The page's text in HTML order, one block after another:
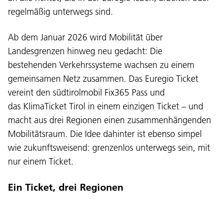
regelmäßig unterwegs sind.
Ab dem Januar 2026 wird Mobilität über
Landesgrenzen hinweg neu gedacht: Die
bestehenden Verkehrssysteme wachsen zu einem
gemeinsamen Netz zusammen. Das Euregio Ticket
vereint den südtirolmobil Fix365 Pass und
das KlimaTicket Tirol in einem einzigen Ticket – und
macht aus drei Regionen einen zusammenhängenden
Mobilitätsraum. Die Idee dahinter ist ebenso simpel
wie zukunftsweisend: grenzenlos unterwegs sein, mit
nur einem Ticket.
Ein Ticket, drei Regionen